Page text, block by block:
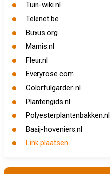
Tuin-wiki.nl
Telenet.be
Buxus.org
Marnis.nl
Fleur.nl
Everyrose.com
Colorfulgarden.nl
Plantengids.nl
Polyesterplantenbakken.nl
Baaij-hoveniers.nl
Link plaatsen